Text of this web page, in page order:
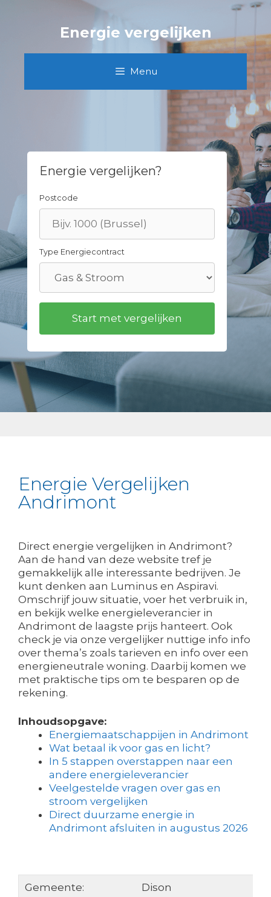
Energie vergelijken
Menu
Energie vergelijken?
Postcode
Type Energiecontract
Energie Vergelijken
Andrimont
Direct energie vergelijken in Andrimont?
Aan de hand van deze website tref je
gemakkelijk alle interessante bedrijven. Je
kunt denken aan Luminus en Aspiravi.
Omschrijf jouw situatie, voer het verbruik in,
en bekijk welke energieleverancier in
Andrimont de laagste prijs hanteert. Ook
check je via onze vergelijker nuttige info info
over thema’s zoals tarieven en info over een
energieneutrale woning. Daarbij komen we
met praktische tips om te besparen op de
rekening.
Inhoudsopgave:
Energiemaatschappijen in Andrimont
Wat betaal ik voor gas en licht?
In 5 stappen overstappen naar een
andere energieleverancier
Veelgestelde vragen over gas en
stroom vergelijken
Direct duurzame energie in
Andrimont afsluiten in augustus 2026
Gemeente:
Dison